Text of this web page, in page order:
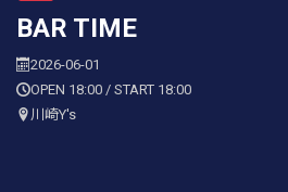
BAR TIME
2026-06-01
OPEN 18:00 / START 18:00
川崎Y's